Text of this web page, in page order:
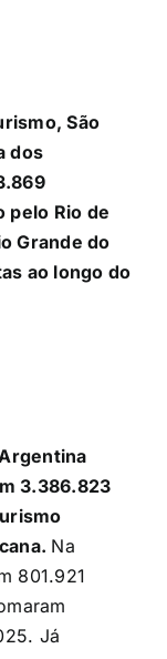
São
dos
pelo Rio de
Grande do
ao longo do
3.386.823
Na
801.921
Já